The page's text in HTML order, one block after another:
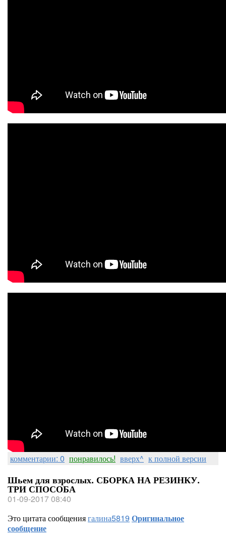
комментарии: 0 понравилось! вверх^ к полной версии
Шьем для взрослых. СБОРКА НА РЕЗИНКУ.
ТРИ СПОСОБА
01-09-2017 08:40
Это цитата сообщениягалина5819 Оригинальное
сообщение